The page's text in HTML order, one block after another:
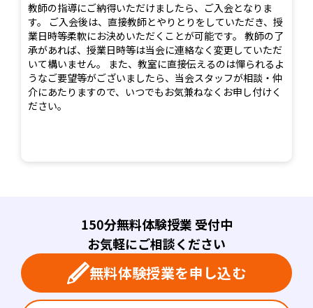
教師の指導にご納得いただけましたら、ご入会となりま
す。 ご入会後は、直接教師とやりとりをしていただき、授
業日時等柔軟にお決めいただくことが可能です。 教師の了
承があれば、授業日時等は当会に連絡なく変更していただ
いて構いません。 また、教室に直接伝えるのは憚られるよ
うなご要望等がございましたら、当会スタッフが相談・仲
介にあたりますので、いつでもお気兼ねなくお申し付けく
ださい。
150分無料体験授業 受付中
お気軽にご相談ください
無料体験授業を申し込む